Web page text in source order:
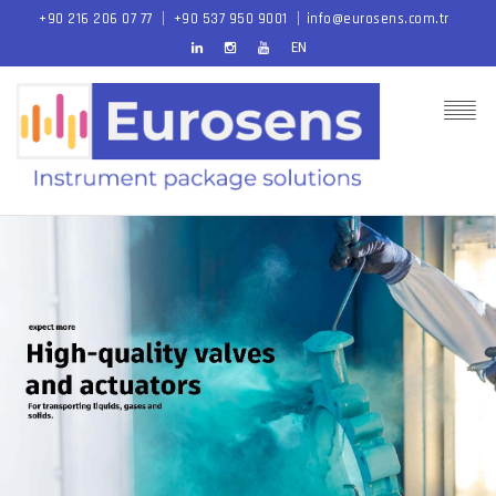
+90 216 206 07 77 +90 537 950 9001 info@eurosens.com.tr
EN